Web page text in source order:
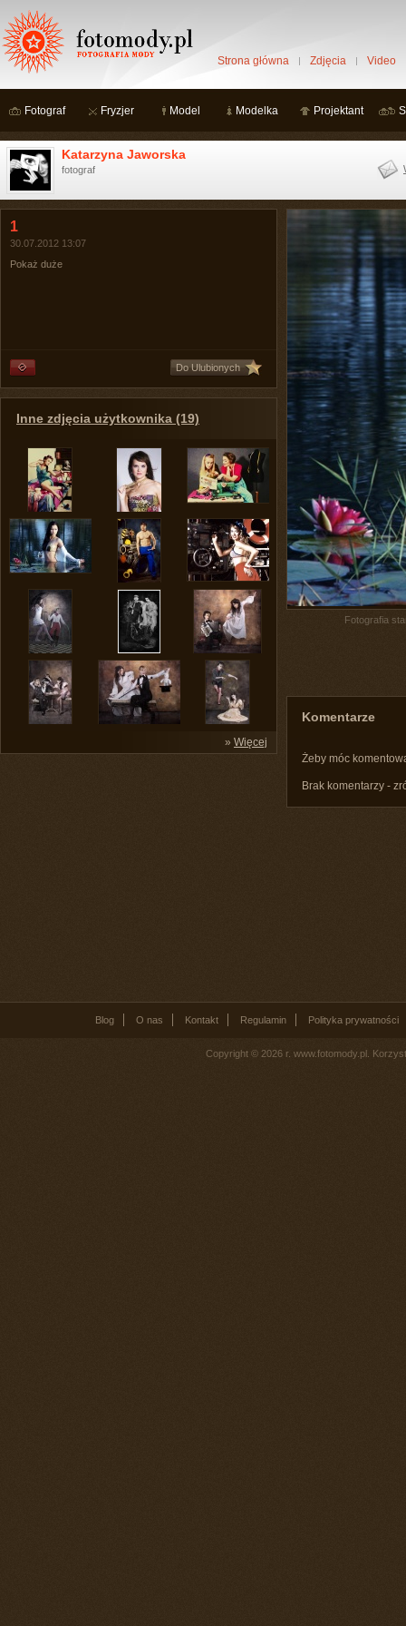
Strona główna Zdjęcia Video
Fotograf Fryzjer Model Modelka Projektant
Katarzyna Jaworska
fotograf
1
30.07.2012 13:07
Pokaż duże
Do Ulubionych
Inne zdjęcia użytkownika (19)
» Więcej
Fotografia
Komentarze
Żeby móc
Brak komentarzy -
Blog O nas Kontakt Regulamin Polityka prywatności
Copyright © 2026 r. www.fotomody.pl.